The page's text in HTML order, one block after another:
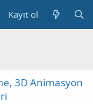
Kayıt ol
3D Animasyon